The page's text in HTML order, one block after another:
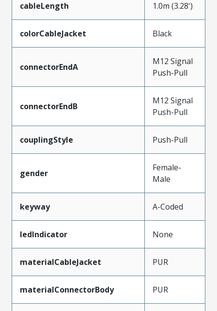
cableLength 1.0m (3.28')
colorCableJacket Black
connectorEndA
M12 Signal
Push-Pull
connectorEndB
M12 Signal
Push-Pull
couplingStyle Push-Pull
gender
Female-
Male
keyway A-Coded
ledIndicator None
materialCableJacket PUR
materialConnectorBody PUR